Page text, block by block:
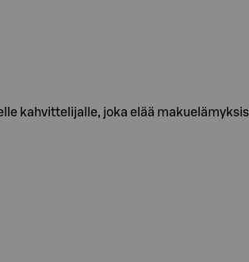
kahvittelijalle, joka elää